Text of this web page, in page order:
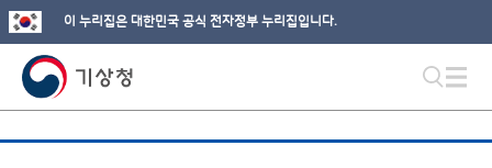
이 누리집은 대한민국 공식 전자정부 누리집입니다.